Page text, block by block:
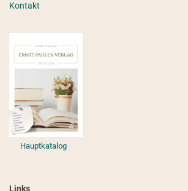
Kontakt
Hauptkatalog
Links